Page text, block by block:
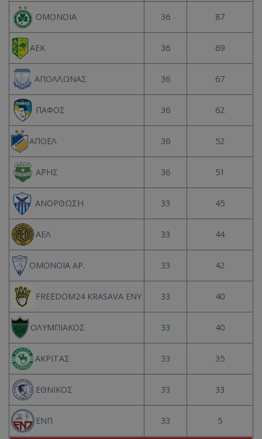
ΟΜΟΝΟΙΑ 36 87
ΑΕΚ 36 69
ΑΠΟΛΛΩΝΑΣ 36 67
ΠΑΦΟΣ 36 62
ΑΠΟΕΛ 36 52
ΑΡΗΣ 36 51
ΑΝΟΡΘΩΣΗ 33 45
ΑΕΛ 33 44
ΟΜΟΝΟΙΑ ΑΡ. 33 42
FREEDOM24 KRASAVA ΕΝΥ 33 40
ΟΛΥΜΠΙΑΚΟΣ 33 40
ΑΚΡΙΤΑΣ 33 35
ΕΘΝΙΚΟΣ 33 33
ΕΝΠ 33 5